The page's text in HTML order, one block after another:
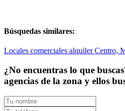
Búsquedas similares:
Locales comerciales alquiler Centro,
¿No encuentras lo que
agencias de la zona y ellos